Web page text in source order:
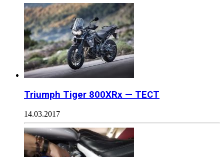
Triumph Tiger 800XRx — ТЕСТ
14.03.2017